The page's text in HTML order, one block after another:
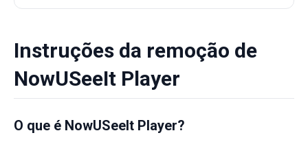
Instruções da remoção de
NowUSeeIt Player
O que é NowUSeeIt Player?